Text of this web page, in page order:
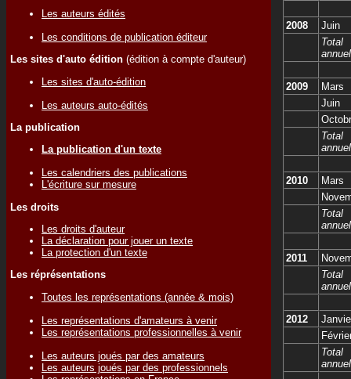
Les auteurs édités
Les conditions de publication éditeur
Les sites d'auto édition (édition à compte d'auteur)
Les sites d'auto-édition
Les auteurs auto-édités
La publication
La publication d'un texte
Les calendriers des publications
L'écriture sur mesure
Les droits
Les droits d'auteur
La déclaration pour jouer un texte
La protection d'un texte
Les réprésentations
Toutes les représentations (année & mois)
Les représentations d'amateurs à venir
Les représentations professionnelles à venir
Les auteurs joués par des amateurs
Les auteurs joués par des professionnels
2008
Juin
Total
annuel
2009
Mars
Juin
Total
annuel
2010
Mars
Total
annuel
2011
Total
annuel
2012
Total
annuel